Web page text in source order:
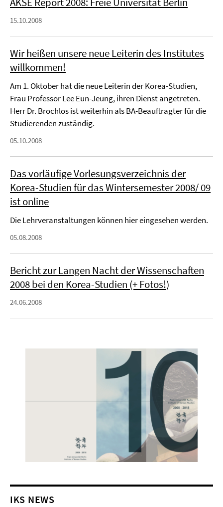
15.10.2008
Wir heißen unsere neue Leiterin des Institutes
willkommen!
Am 1. Oktober hat die neue Leiterin der Korea-Studien,
Frau Professor Lee Eun-Jeung, ihren Dienst angetreten.
Herr Dr. Brochlos ist weiterhin als BA-Beauftragter für die
Studierenden zuständig.
05.10.2008
Das vorläufige Vorlesungsverzeichnis der
Korea-Studien für das Wintersemester 2008/ 09
ist online
Die Lehrveranstaltungen können hier eingesehen werden.
05.08.2008
Bericht zur Langen Nacht der Wissenschaften
2008 bei den Korea-Studien (+ Fotos!)
24.06.2008
IKS NEWS